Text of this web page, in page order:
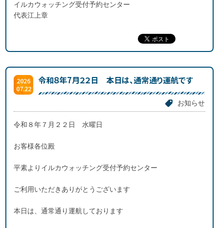
イルカウォッチング受付予約センター
代表江上章
2026
07.22
令和８年7月２２日 本日は、通常通り運航です
お知らせ
令和８年７月２２日 水曜日
お客様各位殿
平素よりイルカウォッチング受付予約センター
ご利用いただきありがとうございます
本日は、通常通り運航しております